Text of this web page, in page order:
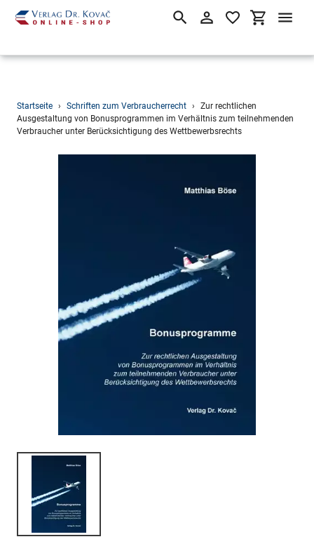
Direkt
zum
Inhalt
SuchenEinloggen
Startseite › Schriften zum Verbraucherrecht ›
Zur rechtlichen
Ausgestaltung von Bonusprogrammen im Verhältnis zum teilnehmenden
Verbraucher unter Berücksichtigung des Wettbewerbsrechts